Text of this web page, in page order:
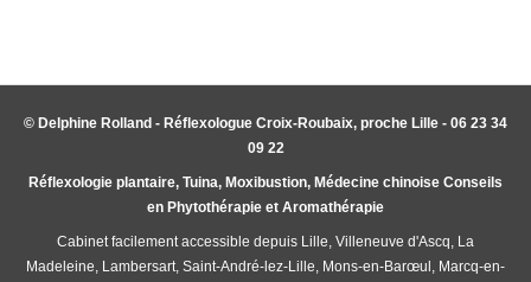
© Delphine Rolland - Réflexologue Croix-Roubaix, proche Lille - 06 23 34
09 22
Réflexologie plantaire, Tuina, Moxibustion, Médecine chinoise Conseils
en Phytothérapie et Aromathérapie
Cabinet facilement accessible depuis Lille, Villeneuve d'Ascq, La
Madeleine, Lambersart, Saint-André-lez-Lille, Mons-en-Barœul, Marcq-en-